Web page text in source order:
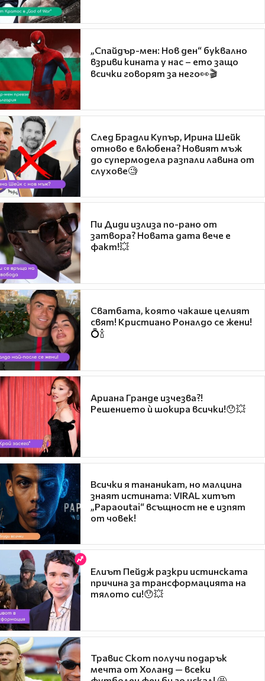
„Спайдър-мен: Нов ден“ буквално
взриви кината у нас – ето защо
всички говорят за него👀🎬
След Брадли Купър, Ирина Шейк
отново е влюбена? Новият мъж
до супермодела разпали лавина от
слухове🧐
Пи Диди излиза по-рано от
затвора? Новата дата вече е
факт!💥
Сватбата, която чакаше целият
свят! Кристиано Роналдо се жени!
💍🍾
Ариана Гранде изчезва?!
Решението ѝ шокира всички!😯💥
Всички я тананикат, но малцина
знаят истината: VIRAL хитът
„Papaoutai“ всъщност не е изпят
от човек!
Елиът Пейдж разкри истинската
причина за трансформацията на
тялото си!😯💥
Травис Скот получи подарък
мечта от Холанд — всеки